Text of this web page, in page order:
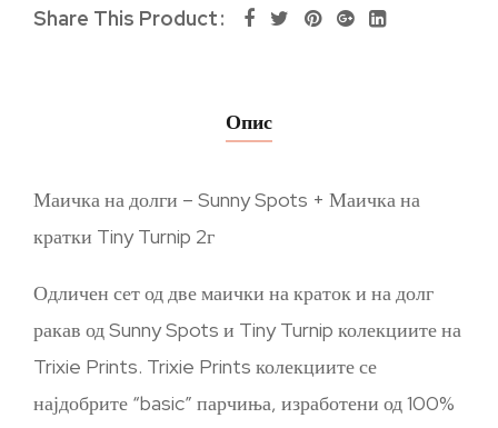
Share This Product
Опис
Маичка на долги – Sunny Spots + Маичка на
кратки Tiny Turnip 2г
Одличен сет од две маички на краток и на долг
ракав од Sunny Spots и Tiny Turnip колекциите на
Trixie Prints. Trixie Prints колекциите се
најдобрите “basic” парчиња, изработени од 100%